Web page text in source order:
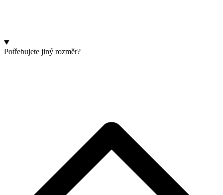
Potřebujete jiný rozměr?